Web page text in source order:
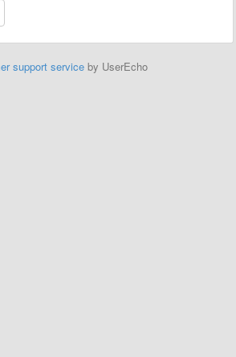
support service by UserEcho